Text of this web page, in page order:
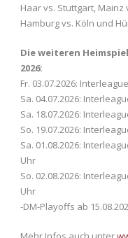
Haar vs. Stuttgart,
Hamburg vs. Köln und
Die weiteren
2026:
Fr. 03.07.2026:
Sa. 04.07.2026:
Sa. 18.07.2026:
So. 19.07.2026:
Sa. 01.08.2026:
Uhr
So. 02.08.2026:
Uhr
-DM-Playoffs ab